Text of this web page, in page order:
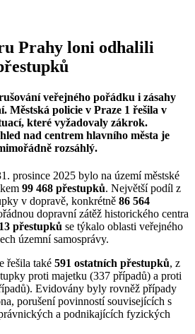
Prahy loni odhalili
veřejného pořádku i zásahy
Městská policie v Praze 1 řešila v
které vyžadovaly zákrok.
nad centrem hlavního města je
rozsáhlý.
prosince 2025 bylo na území městské
99 468 přestupků. Největší podíl z
v dopravě, konkrétně 86 564
dopravní zátěž historického centra
přestupků se týkalo oblasti veřejného
územní samosprávy.
řešila také 591 ostatních přestupků, z
proti majetku (337 případů) a proti
Evidovány byly rovněž případy
porušení povinností souvisejících s
a podnikajících fyzických